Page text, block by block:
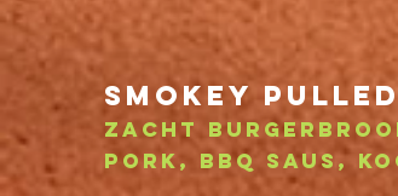
smokey Pulled
zacht
pork, BBQ saus,